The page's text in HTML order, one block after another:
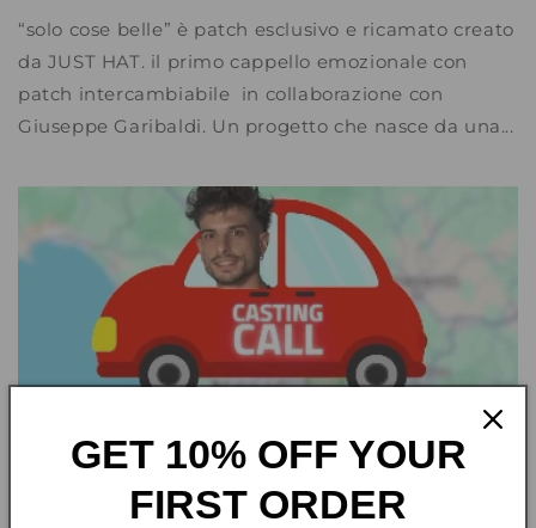
“solo cose belle” è patch esclusivo e ricamato creato
da JUST HAT. il primo cappello emozionale con
patch intercambiabile in collaborazione con
Giuseppe Garibaldi. Un progetto che nasce da una...
GET 10% OFF YOUR
FIRST ORDER